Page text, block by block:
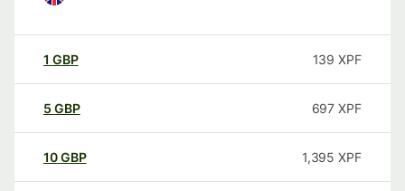
1 GBP 139 XPF
5 GBP 697 XPF
10GBP 1,395 XPF